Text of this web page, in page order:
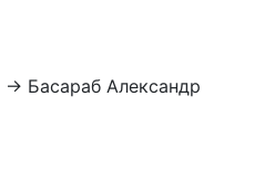
→ Басараб Александр